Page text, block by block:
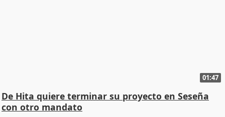
01:47
De Hita quiere terminar su proyecto en Seseña
con otro mandato